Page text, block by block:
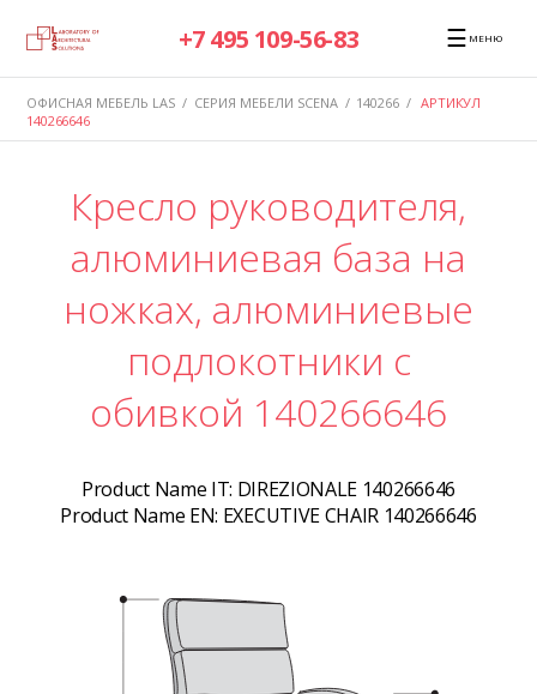
+7 495 109-56-83 ☰ МЕНЮ
ОФИСНАЯ МЕБЕЛЬ LAS / СЕРИЯ МЕБЕЛИ SCENA / 140266 / АРТИКУЛ
140266646
Кресло руководителя,
алюминиевая база на
ножках, алюминиевые
подлокотники с
обивкой 140266646
Product Name IT: DIREZIONALE 140266646
Product Name EN: EXECUTIVE CHAIR 140266646